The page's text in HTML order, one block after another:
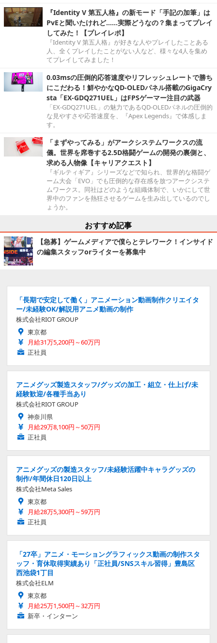
『Identity V 第五人格』の新モード「手記の加筆」は
PvEと聞いたけれど……実際どうなの？集まってプレイ
してみた！【プレイレポ】
『Identity V 第五人格』が好きな人やプレイしたことある
人、全くプレイしたことがない人など、様々な4人を集め
てプレイしてみました！
0.03msの圧倒的応答速度やリフレッシュレートで勝ち
にこだわる！鮮やかなQD-OLEDパネル搭載のGigaCry
sta「EX-GDQ271UEL」はFPSゲーマー注目の武器
「EX-GDQ271UEL」の魅力であるQD-OLEDパネルの圧倒的
な見やすさや応答速度を、『Apex Legends』で体感しま
す。
「まずやってみる」がアークシステムワークスの流
儀。世界を席巻する2.5D格闘ゲームの開発の裏側と、
求める人物像【キャリアクエスト】
『ギルティギア』シリーズなどで知られ、世界的な格闘ゲ
ーム大会「EVO」でも圧倒的な存在感を放つアークシステ
ムワークス。同社はどのような組織体制で、いかにして世
界中のファンを熱狂させるゲームを生み出しているのでし
ょうか。
おすすめ記事
【急募】ゲームメディアで僕らとテレワーク！インサイド
の編集スタッフorライターを募集中
「長期で安定して働く」アニメーション動画制作クリエイタ
ー/未経験OK/解説用アニメ動画の制作
株式会社RIOT GROUP
東京都
月給31万5,200円～60万円
正社員
アニメグッズ製造スタッフ/グッズの加工・組立・仕上げ/未
経験歓迎/各種手当あり
株式会社RIOT GROUP
神奈川県
月給29万8,100円～50万円
正社員
アニメグッズの製造スタッフ/未経験活躍中キャラグッズの
制作/年間休日120日以上
株式会社Meta Sales
東京都
月給28万5,300円～59万円
正社員
「27卒」アニメ・モーショングラフィックス動画の制作スタ
ッフ・育休取得実績あり「正社員/SNSスキル習得」豊島区
西池袋1丁目
株式会社ELM
東京都
月給25万1,500円～32万円
新卒・インターン